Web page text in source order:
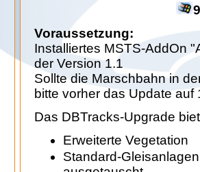
Voraussetzung:
Installiertes MSTS-AddOn
der Version 1.1
Sollte die Marschbahn in
bitte vorher das Update auf
Das DBTracks-Upgrade
Erweiterte Vegetation
Standard-